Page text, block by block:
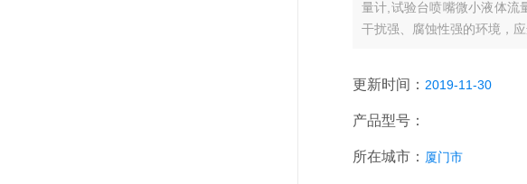
量计,试验台喷嘴微小液体流
干扰强、腐蚀性强的环境，
更新时间： 2019-11-30
产品型号：
所在城市： 厦门市